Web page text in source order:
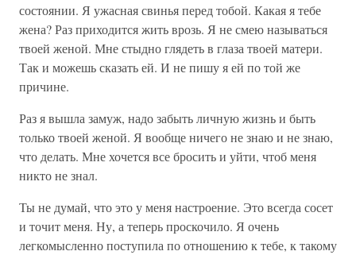
состоянии. Я ужасная свинья перед тобой. Какая я тебе
жена? Раз приходится жить врозь. Я не смею называться
твоей женой. Мне стыдно глядеть в глаза твоей матери.
Так и можешь сказать ей. И не пишу я ей по той же
причине.
Раз я вышла замуж, надо забыть личную жизнь и быть
только твоей женой. Я вообще ничего не знаю и не знаю,
что делать. Мне хочется все бросить и уйти, чтоб меня
никто не знал.
Ты не думай, что это у меня настроение. Это всегда сосет
и точит меня. Ну, а теперь проскочило. Я очень
легкомысленно поступила по отношению к тебе, к такому